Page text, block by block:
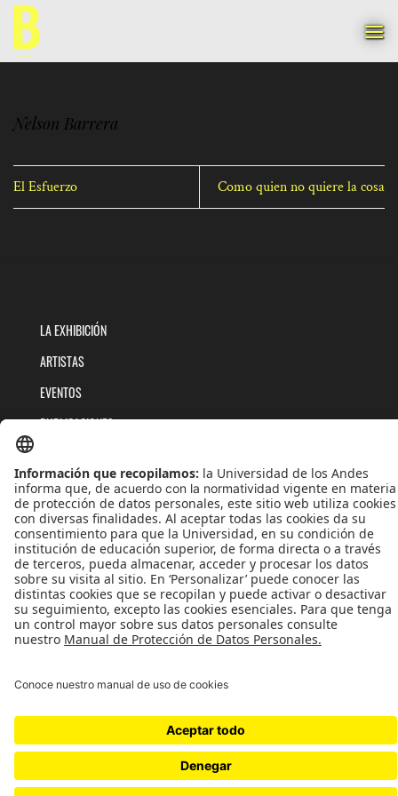
Saltar
contenido
Nelson Barrera
El Esfuerzo Como quien no quiere la cosa
LA EXHIBICIÓN
ARTISTAS
EVENTOS
PUBLICACIONES
POLÍTICAS DE TRATAMIENTOS DE DATOS
TÉRMINOS Y CONDICIONES
Reconocimiento como Universidad: Decreto 1297 del 30 de mayo de 1964.